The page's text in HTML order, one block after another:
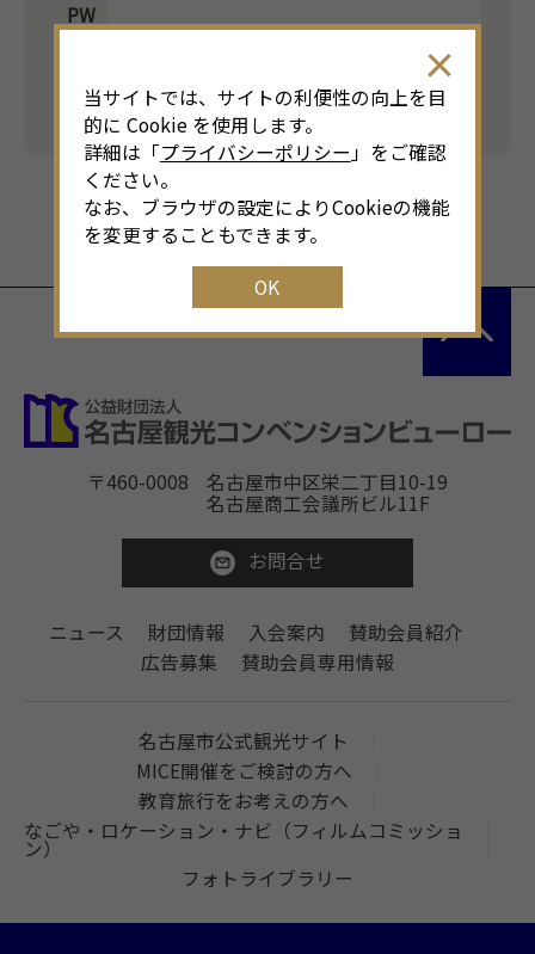
PW
〒460-0008 名古屋市中区栄二丁目10-19
名古屋商工会議所ビル11F
お問合せ
ニュース 財団情報 入会案内
賛助会員紹介
広告募集
賛助会員専用情報
名古屋市公式観光サイト
MICE開催をご検討の方へ
教育旅行をお考えの方へ
なごや・ロケーション・ナビ（フィルムコミッショ
ン）
フォトライブラリー
当サイトでは、サイトの利便性の向上を目
的に Cookie を使用します。
詳細は「プライバシーポリシー 」をご確認
ください。
なお、ブラウザの設定によりCookieの機能
を変更することもできます。
OK